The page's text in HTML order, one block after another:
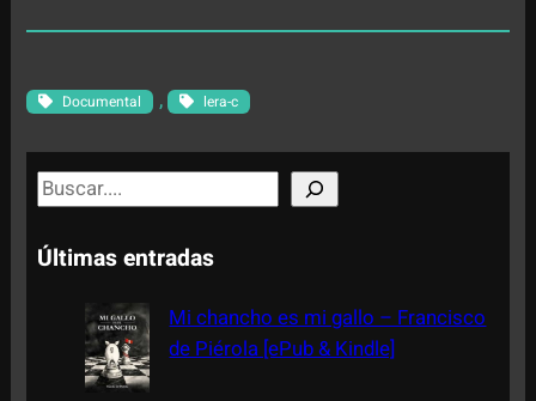
Documental , lera-c
S
e
a
Últimas entradas
Mi chancho es mi gallo – Francisco
de Piérola [ePub & Kindle]